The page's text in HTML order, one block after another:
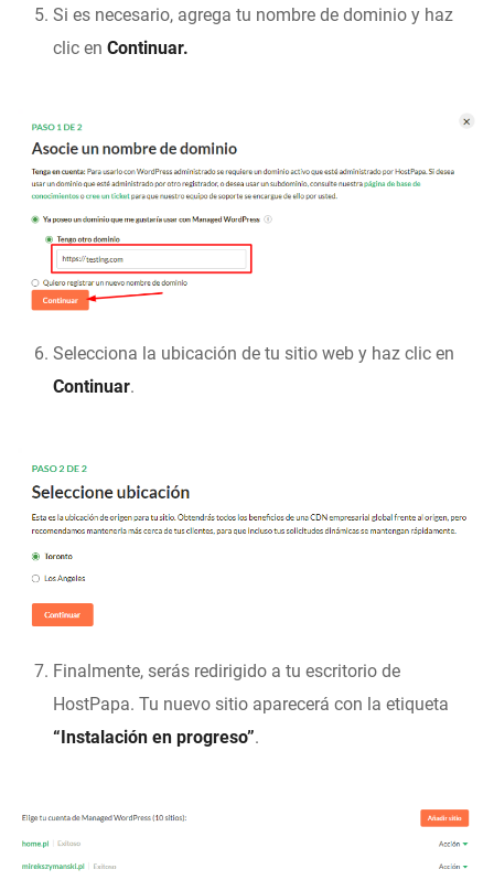
Si es necesario, agrega tu nombre de dominio y haz
clic en Continuar.
Selecciona la ubicación de tu sitio web y haz clic en
Continuar.
Finalmente, serás redirigido a tu escritorio de
HostPapa. Tu nuevo sitio aparecerá con la etiqueta
“Instalación en progreso”.